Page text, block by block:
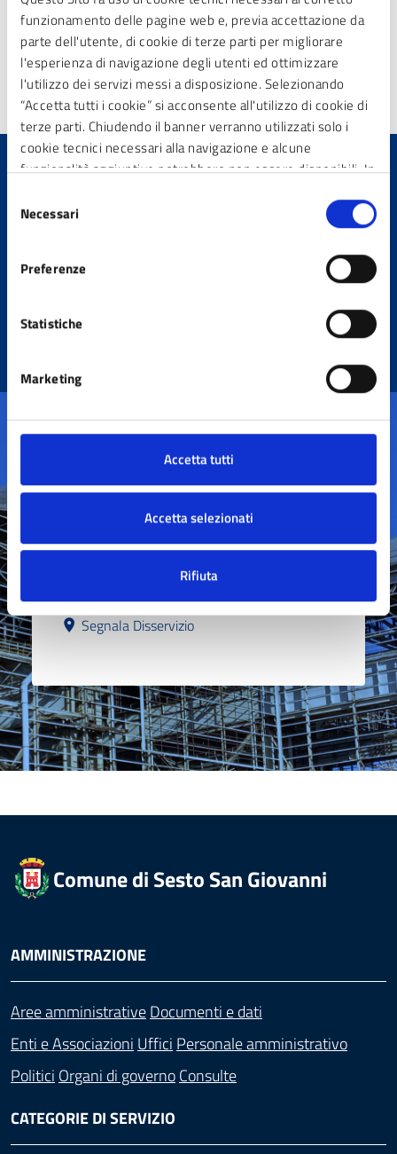
funzionamento delle pagine web e, previa accettazione da
parte dell'utente, di cookie di terze parti per migliorare
l'esperienza di navigazione degli utenti ed ottimizzare
l'utilizzo dei servizi messi a disposizione. Selezionando
“Accetta tutti i cookie” si acconsente all'utilizzo di cookie di
terze parti. Chiudendo il banner verranno utilizzati solo i
cookie tecnici necessari alla navigazione e alcune
funzionalità aggiuntive potrebbero non essere disponibili. In
che contribuiscono a rendere fruibile il sito web abilitando
funzionalità di base quali la navigazione sulle pagine e
l’accesso alle aree protette del sito. Il sito web non è in
grado di funzionare correttamente senza questi cookie
delNecessari
Preferenze
Statistiche
Marketing
Accetta tutti
Accetta selezionati
Rifiuta
Aggiornamento
23/04/2026 11:48
Quanto sono chiare le
informazioni su questa
Contatta il comune
Leggi le domande frequenti
Richiedi assistenza
Prenota appuntamento
Segnala Disservizio
Comune di Sesto San Giovanni
AMMINISTRAZIONE
Aree amministrativeDocumenti e dati
Enti e Associazioni Uffici Personale amministrativo
Politici Organi di governoConsulte
CATEGORIE DI SERVIZIO